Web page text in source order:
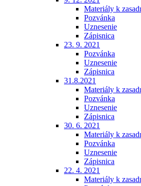
Materiály k
Pozvánka
Uznesenie
Zápisnica
23. 9. 2021
Pozvánka
Uznesenie
Zápisnica
31.8.2021
Materiály k
Pozvánka
Uznesenie
Zápisnica
30. 6. 2021
Materiály k
Pozvánka
Uznesenie
Zápisnica
22. 4. 2021
Materiály k